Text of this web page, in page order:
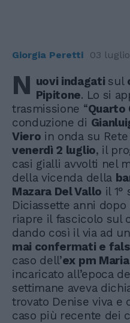
Giorgia Peretti 03
N uovi indagati sul
Pipitone. Lo si
trasmissione “Quarto
conduzione di
Viero in onda su
venerdì 2 luglio, il
casi gialli avvolti nel
della vicenda della
Mazara Del Vallo il 1°
Diciassette anni
riapre il fascicolo sul
dando così il via ad
mai confermati e
caso dell’ex pm Maria
incaricato all’epoca
settimane aveva
trovato Denise viva e
caso più recente dei